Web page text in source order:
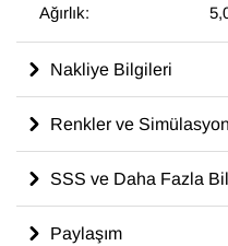
Ağırlık:
Nakliye Bilgileri
Renkler ve Simülasyon
SSS ve Daha Fazla
Paylaşım